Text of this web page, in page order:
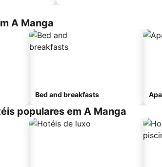
A Manga
Bed and breakfasts
populares em A Manga